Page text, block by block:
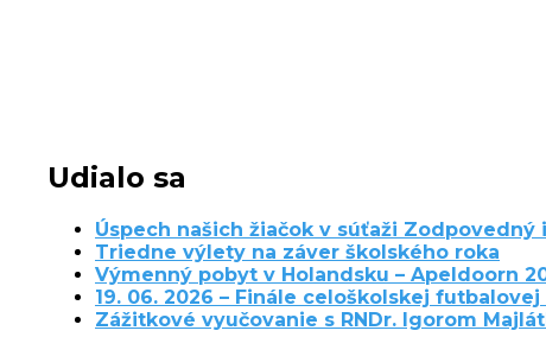
Udialo sa
Úspech našich žiačok v súťaži Zodpovedný
Triedne výlety na záver školského roka
Výmenný pobyt v Holandsku – Apeldoorn
19. 06. 2026 – Finále celoškolskej
Zážitkové vyučovanie s RNDr. Igorom